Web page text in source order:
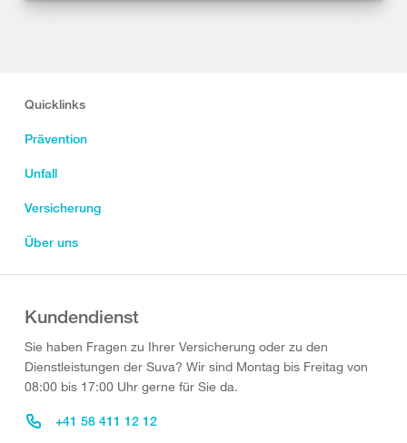
Quicklinks
Prävention
Unfall
Versicherung
Über uns
Kundendienst
Sie haben Fragen zu Ihrer Versicherung oder zu den
Dienstleistungen der Suva? Wir sind Montag bis Freitag von
08:00 bis 17:00 Uhr gerne für Sie da.
+41 58 411 12 12